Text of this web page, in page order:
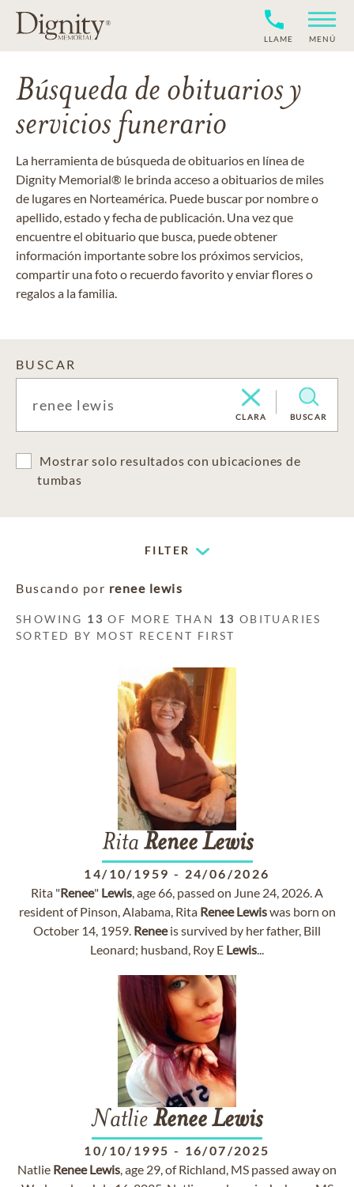
LLAME MENÚ
Búsqueda de obituarios y
servicios funerario
La herramienta de búsqueda de obituarios en línea de
Dignity Memorial® le brinda acceso a obituarios de miles
de lugares en Norteamérica. Puede buscar por nombre o
apellido, estado y fecha de publicación. Una vez que
encuentre el obituario que busca, puede obtener
información importante sobre los próximos servicios,
compartir una foto o recuerdo favorito y enviar flores o
regalos a la familia.
BUSCAR
CLARA BUSCAR
Mostrar solo resultados con ubicaciones de
tumbas
FILTER
Buscando por renee lewis
SHOWING 13 OF MORE THAN 13 OBITUARIES
SORTED BY MOST RECENT FIRST
Rita Renee Lewis
14/10/1959 - 24/06/2026
Rita "Renee" Lewis, age 66, passed on June 24, 2026. A
resident of Pinson, Alabama, Rita Renee Lewiswas born on
October 14, 1959. Reneeis survived by her father, Bill
Leonard; husband, Roy E Lewis...
Natlie ReneeLewis
10/10/1995 - 16/07/2025
Natlie Renee Lewis, age 29, of Richland, MS passed away on